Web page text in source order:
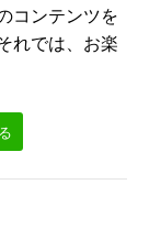
コンテンツを
れでは、お楽